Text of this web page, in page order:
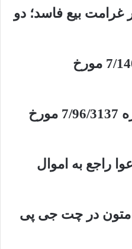
غرامت بیع فاسد؛ دو
نظریه شماره 7/1402/456 مورخ
نظریه مشورتی شماره 7/96/3137 مورخ
راجع به اموال
در چت جی پی